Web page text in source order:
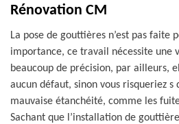
Rénovation CM
La pose de gouttières n’est pas faite
importance, ce travail nécessite une
beaucoup de précision, par ailleurs,
aucun défaut, sinon vous risqueriez s
mauvaise étanchéité, comme les
Sachant que l’installation de